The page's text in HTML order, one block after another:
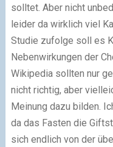
solltet. Aber nicht
leider da wirklich viel
Studie zufolge soll es
Nebenwirkungen der
Wikipedia sollten nur
nicht richtig, aber
Meinung dazu bilden.
da das Fasten die
sich endlich von der